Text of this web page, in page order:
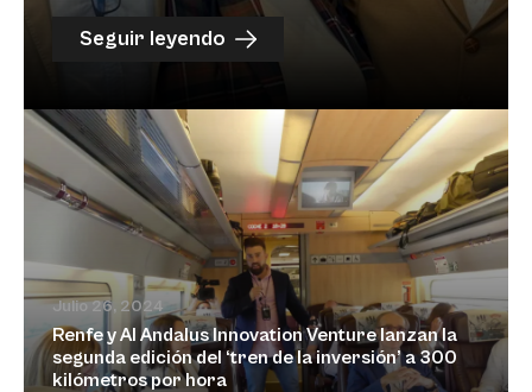
Seguir leyendo
Julio 26, 2024
Renfe y Al Andalus Innovation Venture lanzan la
segunda edición del ‘tren de la inversión’ a 300
kilómetros por hora